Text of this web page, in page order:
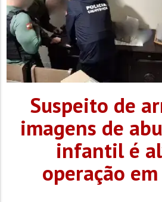
Suspeito de
imagens de
infantil é
operação